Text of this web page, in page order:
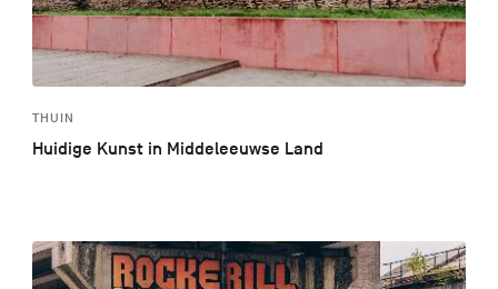
THUIN
Huidige Kunst in Middeleeuwse Land